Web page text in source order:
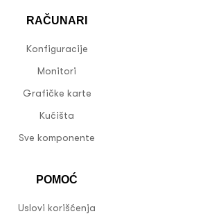
RAČUNARI
Konfiguracije
Monitori
Grafičke karte
Kućišta
Sve komponente
POMOĆ
Uslovi korišćenja